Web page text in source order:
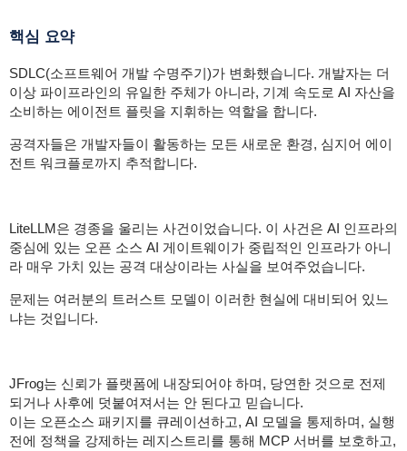
핵심 요약
SDLC(소프트웨어 개발 수명주기)가 변화했습니다. 개발자는 더
이상 파이프라인의 유일한 주체가 아니라, 기계 속도로 AI 자산을
소비하는 에이전트 플릿을 지휘하는 역할을 합니다.
공격자들은 개발자들이 활동하는 모든 새로운 환경, 심지어 에이
전트 워크플로까지 추적합니다.
LiteLLM은 경종을 울리는 사건이었습니다. 이 사건은 AI 인프라의
중심에 있는 오픈 소스 AI 게이트웨이가 중립적인 인프라가 아니
라 매우 가치 있는 공격 대상이라는 사실을 보여주었습니다.
문제는 여러분의 트러스트 모델이 이러한 현실에 대비되어 있느
냐는 것입니다.
JFrog는 신뢰가 플랫폼에 내장되어야 하며, 당연한 것으로 전제
되거나 사후에 덧붙여져서는 안 된다고 믿습니다.
이는 오픈소스 패키지를 큐레이션하고, AI 모델을 통제하며, 실행
전에 정책을 강제하는 레지스트리를 통해 MCP 서버를 보호하고,